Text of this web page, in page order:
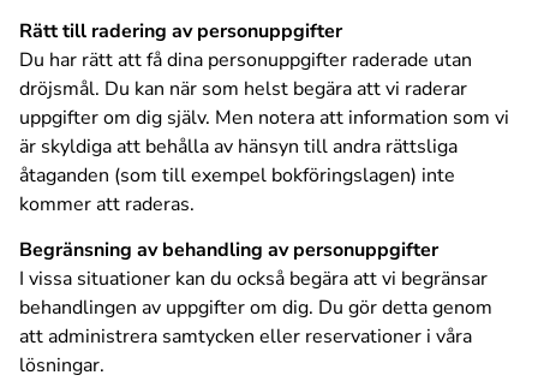
Rätt till radering av personuppgifter
Du har rätt att få dina personuppgifter raderade utan
dröjsmål. Du kan när som helst begära att vi raderar
uppgifter om dig själv. Men notera att information som vi
är skyldiga att behålla av hänsyn till andra rättsliga
åtaganden (som till exempel bokföringslagen) inte
kommer att raderas.
Begränsning av behandling av personuppgifter
I vissa situationer kan du också begära att vi begränsar
behandlingen av uppgifter om dig. Du gör detta genom
att administrera samtycken eller reservationer i våra
lösningar.